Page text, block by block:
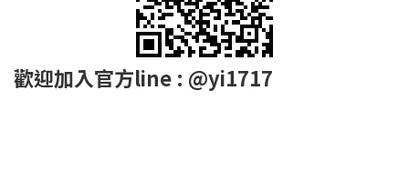
歡迎加入官方line : @yi1717